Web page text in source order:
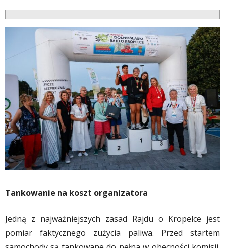
Tankowanie na koszt organizatora
Jedną z najważniejszych zasad Rajdu o Kropelce jest
pomiar faktycznego zużycia paliwa. Przed startem